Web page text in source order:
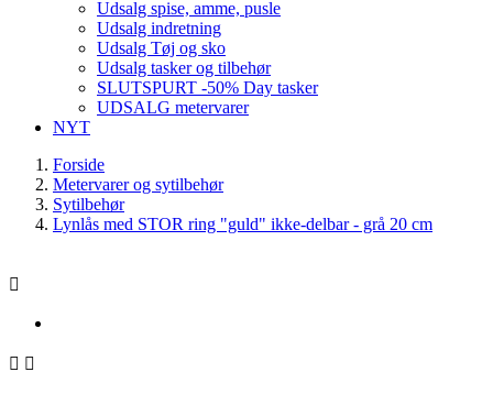
Udsalg spise, amme, pusle
Udsalg indretning
Udsalg Tøj og sko
Udsalg tasker og tilbehør
SLUTSPURT -50% Day tasker
UDSALG metervarer
NYT
Forside
Metervarer og sytilbehør
Sytilbehør
Lynlås med STOR ring "guld" ikke-delbar - grå 20 cm

 